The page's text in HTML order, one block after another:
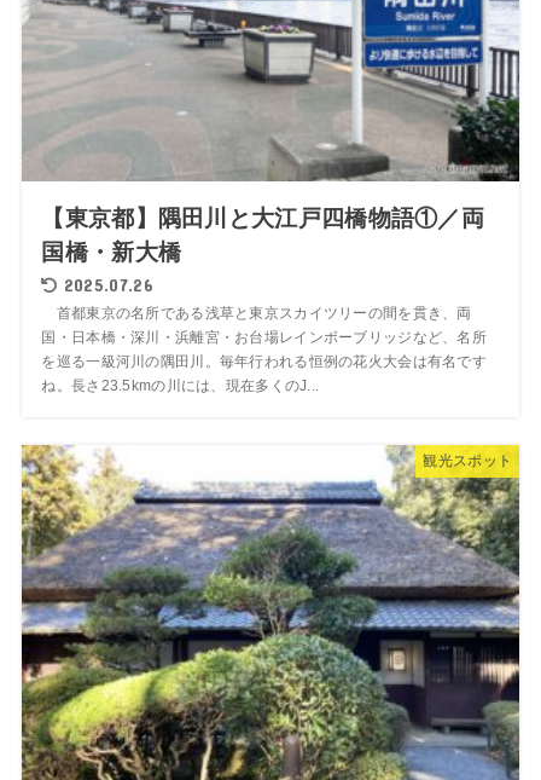
【東京都】隅田川と大江戸四橋物語①／両
国橋・新大橋
2025.07.26
首都東京の名所である浅草と東京スカイツリーの間を貫き、両
国・日本橋・深川・浜離宮・お台場レインボーブリッジなど、名所
を巡る一級河川の隅田川。毎年行われる恒例の花火大会は有名です
ね。長さ23.5kmの川には、現在多くのJ...
観光スポット